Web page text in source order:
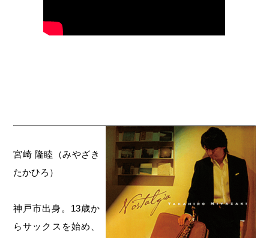
宮崎 隆睦（みやざき
たかひろ）
神戸市出身。13歳か
らサックスを始め、